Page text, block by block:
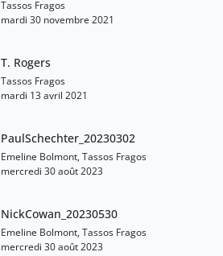
Tassos Fragos
mardi 30 novembre 2021
T. Rogers
Tassos Fragos
mardi 13 avril 2021
PaulSchechter_20230302
Emeline Bolmont, Tassos Fragos
mercredi 30 août 2023
NickCowan_20230530
Emeline Bolmont, Tassos Fragos
mercredi 30 août 2023